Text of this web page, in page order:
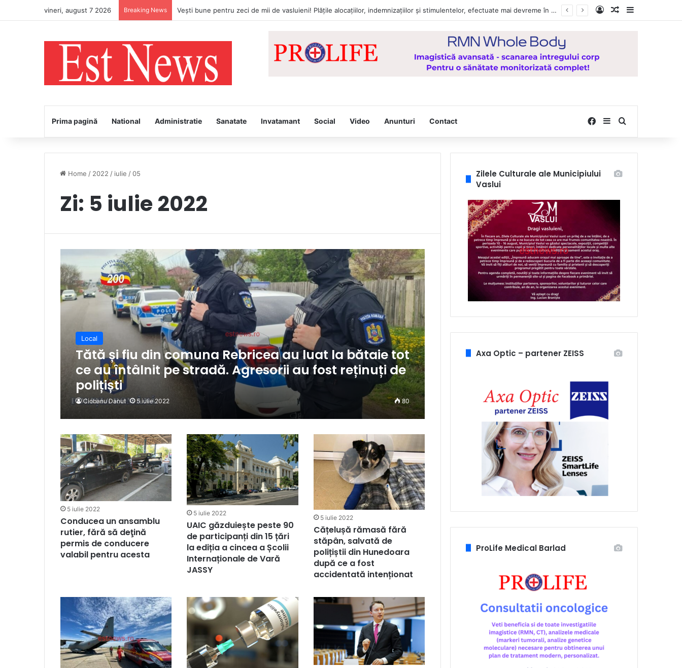
vineri, august 7 2026 Breaking News PS Ignatie va întâmpina, joi, la Vaslui, Icoana făcătoare de minuni a Maicii Domnului, de la Mănăstirea Hadâmbu Log InRandom Article
Prima pagină National Administratie Sanatate Invatamant Social Video Anunturi Contact Facebook
SidebarSearch for
Home / 2022 / iulie /05
Zi: 5 iulie 2022
Local
Tătă și fiu din comuna Rebricea au luat la bătaie tot
ce au întâlnit pe stradă. Agresorii au fost reținuți de
polițiști
Ciobanu Danut 5 iulie 2022 80
5 iulie 2022
Conducea un ansamblu
rutier, fără să deţină
permis de conducere
valabil pentru acesta
5 iulie 2022
UAIC găzduiește peste 90
de participanți din 15 țări
la ediția a cincea a Școlii
Internaționale de Vară
JASSY
5 iulie 2022
Cățelușă rămasă fără
stăpân, salvată de
polițiștii din Hunedoara
după ce a fost
accidentată intenționat
Zilele Culturale ale Municipiului
Vaslui
Axa Optic – partener ZEISS
ProLife Medical Barlad